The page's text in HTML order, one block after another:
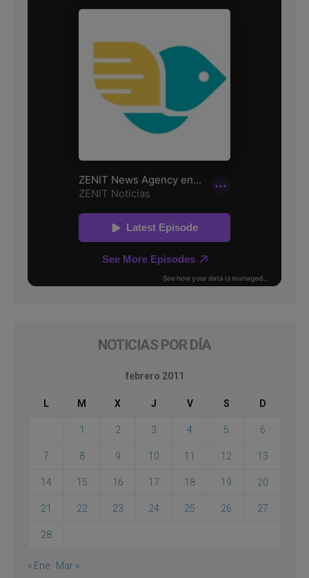
NOTICIAS POR DÍA
febrero 2011
L M X J V S D
1 2 3 4 5 6
7 8 9 10 11 12 13
14 15 16 17 18 19 20
21 22 23 24 25 26 27
28
« Ene Mar »